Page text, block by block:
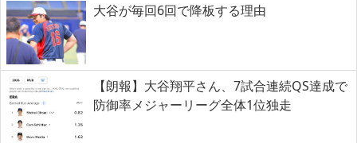
大谷が毎回6回で降板する理由
【朗報】大谷翔平さん、7試合連続QS達成で
防御率メジャーリーグ全体1位独走